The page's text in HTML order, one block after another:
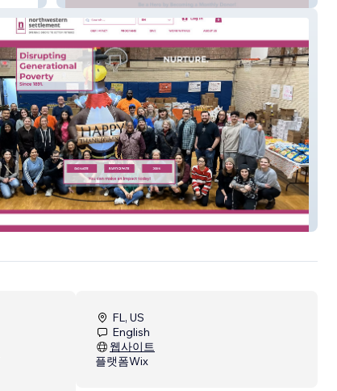
FL, US
English
웹사이트
플랫폼Wix